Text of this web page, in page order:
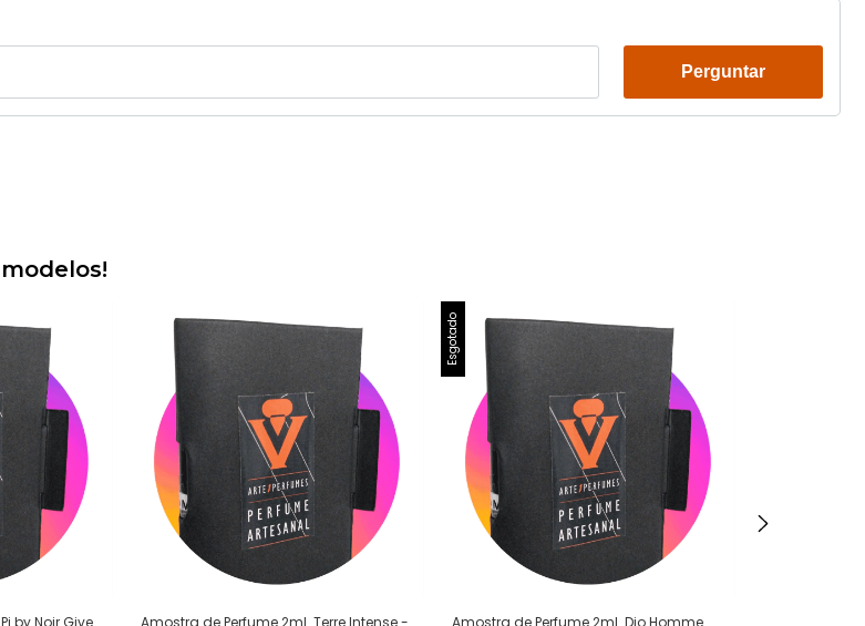
Perguntar
by Noir Give
Amostra de Perfume 2ml. Terre Intense -
Esgotado
Amostra de Perfume 2ml. Dio Homme